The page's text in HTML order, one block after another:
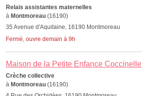
Relais assistantes maternelles
à Montmoreau (16190)
35 Avenue d'Aquitaine, 16190 Montmoreau
Fermé, ouvre demain à 9h
Maison de la Petite Enfance Coccinelle
Crèche collective
à Montmoreau (16190)